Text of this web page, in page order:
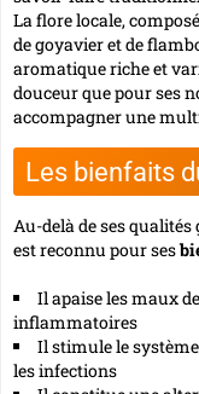
La flore locale,
de goyavier et de
aromatique riche et
douceur que pour ses
accompagner une
Les bienfaits
Au-delà de ses
est reconnu pour ses
Il apaise les maux
inflammatoires
Il stimule le
les infections